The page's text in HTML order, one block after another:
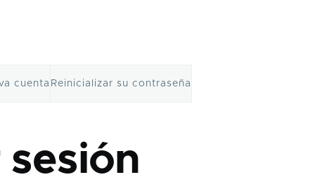
cuenta Reinicializar su contraseña
sesión